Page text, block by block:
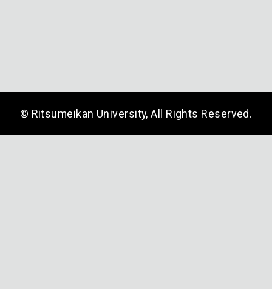
© Ritsumeikan University, All Rights Reserved.